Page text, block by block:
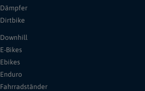
Dämpfer
Dirtbike
Downhill
E-Bikes
Ebikes
Enduro
Fahrradständer